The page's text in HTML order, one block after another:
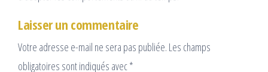
Laisser un commentaire
Votre adresse e-mail ne sera pas publiée. Les champs
obligatoires sont indiqués avec*